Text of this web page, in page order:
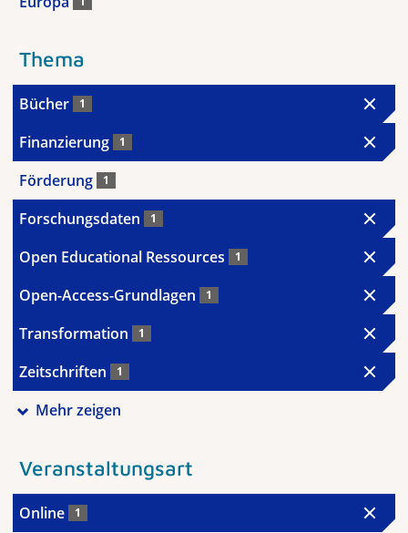
Thema
Bücher 1
Finanzierung 1
Förderung 1
Forschungsdaten 1
Open Educational Ressources 1
Open-Access-Grundlagen 1
Transformation 1
Zeitschriften 1
Mehr zeigen
Veranstaltungsart
Online 1